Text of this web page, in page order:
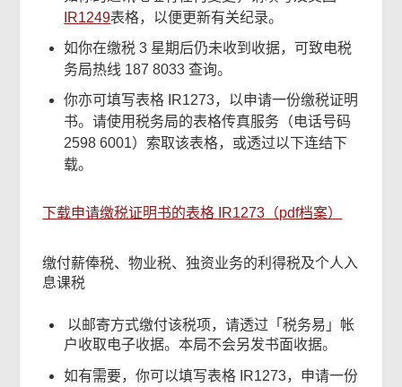
IR1249表格，以便更新有关纪录。
如你在缴税 3 星期后仍未收到收据，可致电税
务局热线 187 8033 查询。
你亦可填写表格 IR1273，以申请一份缴税证明
书。请使用税务局的表格传真服务（电话号码
2598 6001）索取该表格，或透过以下连结下
载。
下载申请缴税证明书的表格 IR1273（pdf档案）
缴付薪俸税、物业税、独资业务的利得税及个人入
息课税
以邮寄方式缴付该税项，请透过「税务易」帐
户收取电子收据。本局不会另发书面收据。
如有需要，你可以填写表格 IR1273，申请一份